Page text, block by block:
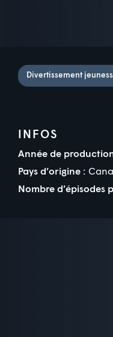
Divertissement
INFOS
Année de
Pays d’origine :
Nombre d’épisodes